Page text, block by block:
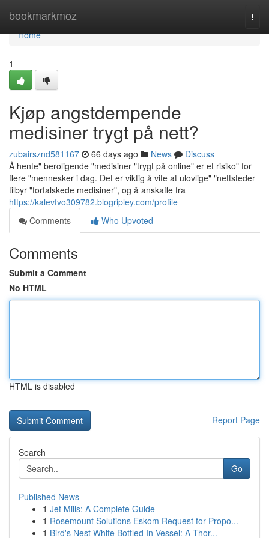
bookmarkmoz
Home
Home
1
Kjøp angstdempende
medisiner trygt på nett?
zubairsznd581167 66 days ago News
Discuss
Å hente" beroligende "medisiner "trygt på online" er et risiko" for
flere "mennesker i dag. Det er viktig å vite at ulovlige" "nettsteder
tilbyr "forfalskede medisiner", og å anskaffe fra
https://kalevfvo309782.blogripley.com/profile
Comments
Who Upvoted
Comments
Submit a Comment
No HTML
HTML is disabled
Report Page
Search
Go
Published News
1 Jet Mills: A Complete Guide
1 Rosemount Solutions Eskom Request for Propo...
1 Bird's Nest White Bottled In Vessel: A Thor...